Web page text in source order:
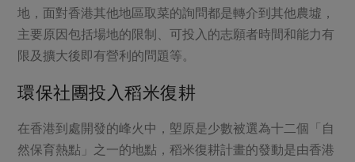
地，面對香港其他地區取菜的詢問都是轉介到其他農墟，
主要原因包括場地的限制、可投入的志願者時間和能力有
限及擴大後即有營利的問題等。
環保社團投入稻米復耕
在香港到處開發的峰火中，塱原是少數被選為十二個「自
然保育熱點」之一的地點，稻米復耕計畫的發動是由香港